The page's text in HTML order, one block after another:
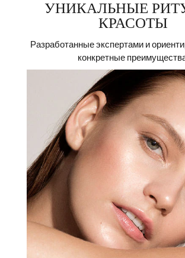
УНИКАЛЬНЫЕ
КРАСОТЫ
Разработанные экспертами и
конкретные